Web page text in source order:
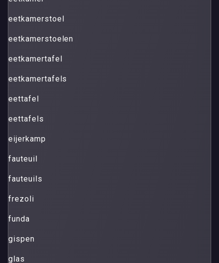
eetkamerstoel
eetkamerstoelen
eetkamertafel
eetkamertafels
eettafel
eettafels
eijerkamp
fauteuil
fauteuils
frezoli
funda
gispen
glas